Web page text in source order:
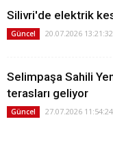
Silivri'de elektrik
Güncel 20.07.2026 13:21:32
Selimpaşa Sahili
terasları geliyor
Güncel 27.07.2026 11:54:24